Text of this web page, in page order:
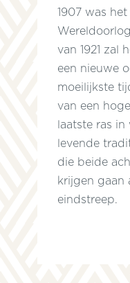
1907 was
van 1921 zal
een nieuwe
moeilijkste
van een
laatste ras
levende
die beide
krijgen gaan
eindstreep.